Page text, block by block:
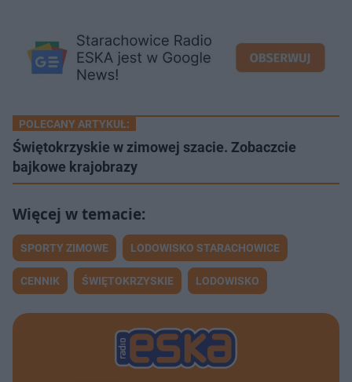
POLECANY ARTYKUŁ:
Świętokrzyskie w zimowej szacie. Zobaczcie
bajkowe krajobrazy
SPORTY ZIMOWE LODOWISKO STARACHOWICE
CENNIK ŚWIĘTOKRZYSKIE LODOWISKO